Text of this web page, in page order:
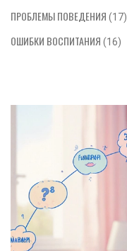
ПРОБЛЕМЫ ПОВЕДЕНИЯ (17)
ОШИБКИ ВОСПИТАНИЯ (16)